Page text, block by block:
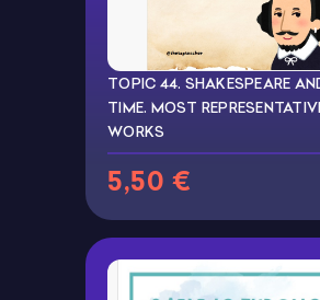
TOPIC 44. SHAKESPEARE
TIME. MOST
WORKS
5,50 €